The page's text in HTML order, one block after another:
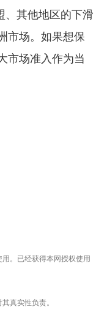
、其他地区的下滑
市场。如果想保
市场准入作为当
。已经获得本网授权使用
真实性负责。